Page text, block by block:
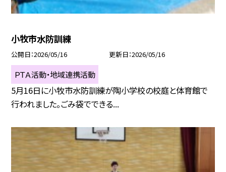
小牧市水防訓練
公開日 2026/05/16 更新日 2026/05/16
ＰＴＡ活動・地域連携活動
5月16日に小牧市水防訓練が陶小学校の校庭と体育館で
行われました。ごみ袋でできる...